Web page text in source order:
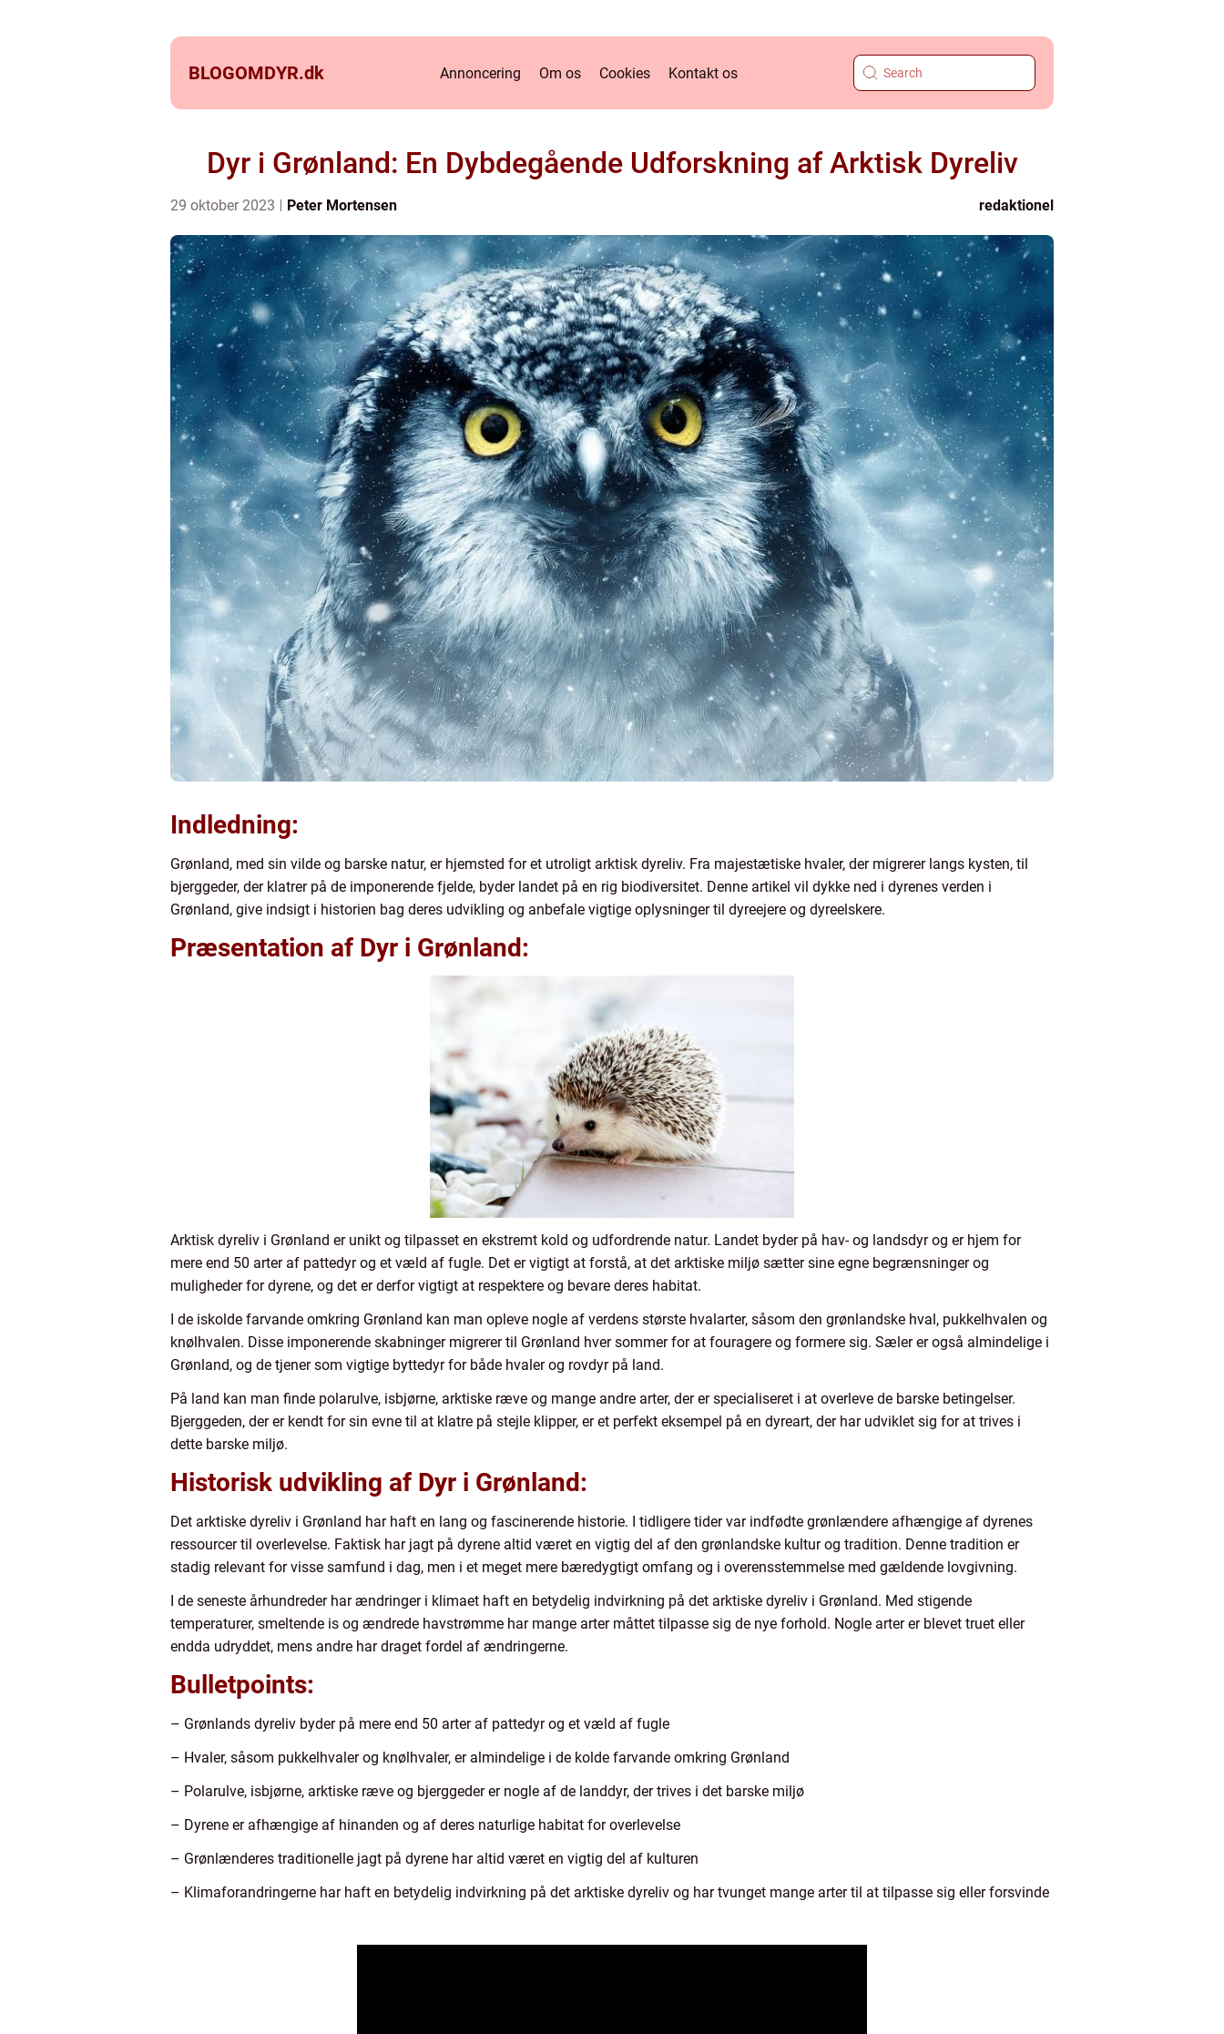
BLOGOMDYR.dk Annoncering Om os Cookies Kontakt os
Dyr i Grønland: En Dybdegående Udforskning af Arktisk Dyreliv
29 oktober 2023 Peter Mortensen redaktionel
Indledning:
Grønland, med sin vilde og barske natur, er hjemsted for et utroligt arktisk dyreliv. Fra majestætiske hvaler, der migrerer langs kysten, til
bjerggeder, der klatrer på de imponerende fjelde, byder landet på en rig biodiversitet. Denne artikel vil dykke ned i dyrenes verden i
Grønland, give indsigt i historien bag deres udvikling og anbefale vigtige oplysninger til dyreejere og dyreelskere.
Præsentation af Dyr i Grønland:
Arktisk dyreliv i Grønland er unikt og tilpasset en ekstremt kold og udfordrende natur. Landet byder på hav- og landsdyr og er hjem for
mere end 50 arter af pattedyr og et væld af fugle. Det er vigtigt at forstå, at det arktiske miljø sætter sine egne begrænsninger og
muligheder for dyrene, og det er derfor vigtigt at respektere og bevare deres habitat.
I de iskolde farvande omkring Grønland kan man opleve nogle af verdens største hvalarter, såsom den grønlandske hval, pukkelhvalen og
knølhvalen. Disse imponerende skabninger migrerer til Grønland hver sommer for at fouragere og formere sig. Sæler er også almindelige i
Grønland, og de tjener som vigtige byttedyr for både hvaler og rovdyr på land.
På land kan man finde polarulve, isbjørne, arktiske ræve og mange andre arter, der er specialiseret i at overleve de barske betingelser.
Bjerggeden, der er kendt for sin evne til at klatre på stejle klipper, er et perfekt eksempel på en dyreart, der har udviklet sig for at trives i
dette barske miljø.
Historisk udvikling af Dyr i Grønland:
Det arktiske dyreliv i Grønland har haft en lang og fascinerende historie. I tidligere tider var indfødte grønlændere afhængige af dyrenes
ressourcer til overlevelse. Faktisk har jagt på dyrene altid været en vigtig del af den grønlandske kultur og tradition. Denne tradition er
stadig relevant for visse samfund i dag, men i et meget mere bæredygtigt omfang og i overensstemmelse med gældende lovgivning.
I de seneste århundreder har ændringer i klimaet haft en betydelig indvirkning på det arktiske dyreliv i Grønland. Med stigende
temperaturer, smeltende is og ændrede havstrømme har mange arter måttet tilpasse sig de nye forhold. Nogle arter er blevet truet eller
endda udryddet, mens andre har draget fordel af ændringerne.
Bulletpoints:
– Grønlands dyreliv byder på mere end 50 arter af pattedyr og et væld af fugle
– Hvaler, såsom pukkelhvaler og knølhvaler, er almindelige i de kolde farvande omkring Grønland
– Polarulve, isbjørne, arktiske ræve og bjerggeder er nogle af de landdyr, der trives i det barske miljø
– Dyrene er afhængige af hinanden og af deres naturlige habitat for overlevelse
– Grønlænderes traditionelle jagt på dyrene har altid været en vigtig del af kulturen
– Klimaforandringerne har haft en betydelig indvirkning på det arktiske dyreliv og har tvunget mange arter til at tilpasse sig eller forsvinde